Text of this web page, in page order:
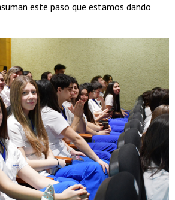
este paso que estamos dando